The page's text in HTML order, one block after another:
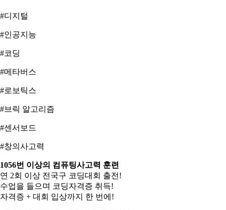
#디지털
#인공지능
#코딩
#메타버스
#로보틱스
#브릭 알고리즘
#센서보드
#창의사고력
1056번 이상의 컴퓨팅사고력 훈련
연 2회 이상 전국구 코딩대회 출전!
수업을 들으며 코딩자격증 취득!
자격증 + 대회 입상까지 한 번에!